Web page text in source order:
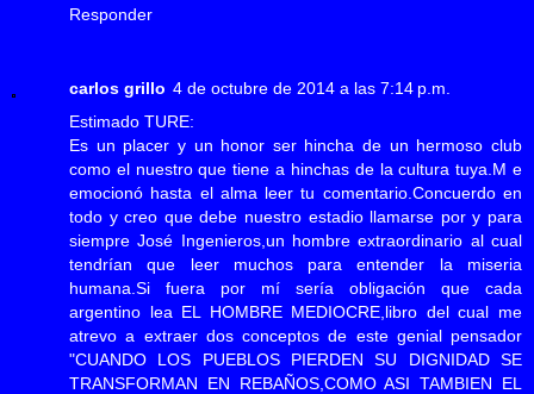
Responder
carlos grillo 4 de octubre de 2014 a las 7:14 p.m.
Estimado TURE:
Es un placer y un honor ser hincha de un hermoso club
como el nuestro que tiene a hinchas de la cultura tuya.M e
emocionó hasta el alma leer tu comentario.Concuerdo en
todo y creo que debe nuestro estadio llamarse por y para
siempre José Ingenieros,un hombre extraordinario al cual
tendrían que leer muchos para entender la miseria
humana.Si fuera por mí sería obligación que cada
argentino lea EL HOMBRE MEDIOCRE,libro del cual me
atrevo a extraer dos conceptos de este genial pensador
"CUANDO LOS PUEBLOS PIERDEN SU DIGNIDAD SE
TRANSFORMAN EN REBAÑOS,COMO ASI TAMBIEN EL